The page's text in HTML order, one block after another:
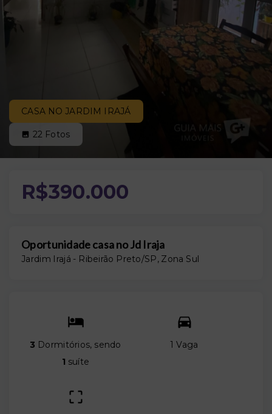
CASA NO JARDIM IRAJÁ
22 Fotos
R$390.000
Oportunidade casa no Jd Iraja
Jardim Irajá - Ribeirão Preto/SP, Zona Sul
3 Dormitórios, sendo
1 suíte
1 Vaga